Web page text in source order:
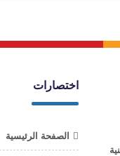
اختصارات
الصفحة الرئيسية